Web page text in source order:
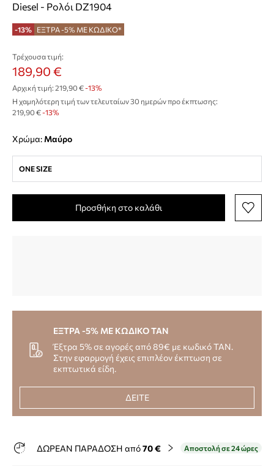
Diesel - Ρολόι DZ1904
-13% ΕΞΤΡΑ -5% ΜΕ ΚΩΔΙΚΟ*
Τρέχουσα τιμή:
189,90 €
Αρχική τιμή: 219,90 €-13%
Η χαμηλότερη τιμή των τελευταίων 30 ημερών προ έκπτωσης:
219,90 € -13%
Χρώμα: μαύρο
ONE SIZE
Προσθήκη στο καλάθι
ΕΞΤΡΑ -5% ΜΕ ΚΩΔΙΚΟ TAN
Έξτρα 5% σε αγορές από 89€ με κωδικό TAN.
Στην εφαρμογή έχεις επιπλέον έκπτωση σε
εκπτωτικά είδη.
ΔΕΙΤΕ
ΔΩΡΕΑΝ ΠΑΡΑΔΟΣΗ από70 € Αποστολή σε 24 ώρες